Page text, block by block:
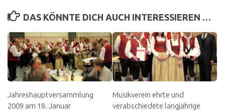
DAS KÖNNTE DICH AUCH INTERESSIEREN …
Jahreshauptversammlung
2009 am 18. Januar
Musikverein ehrte und
verabschiedete langjährige